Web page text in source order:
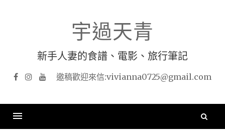
宇過天青
新手人妻的食譜、電影、旅行筆記
FacebookInstagramYouTube